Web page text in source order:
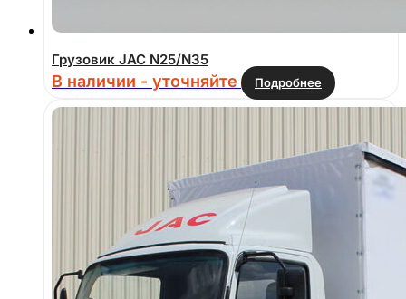
Грузовик JAC N25/N35
В наличии - уточняйте Подробнее